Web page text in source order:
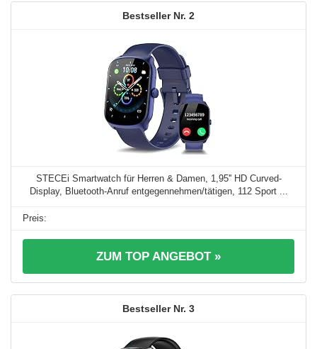
2
STECEi Smartwatch für Herren & Damen, 1,95'' HD Curved-
Display, Bluetooth-Anruf entgegennehmen/tätigen, 112 Sport ...
ZUM TOP ANGEBOT »
3